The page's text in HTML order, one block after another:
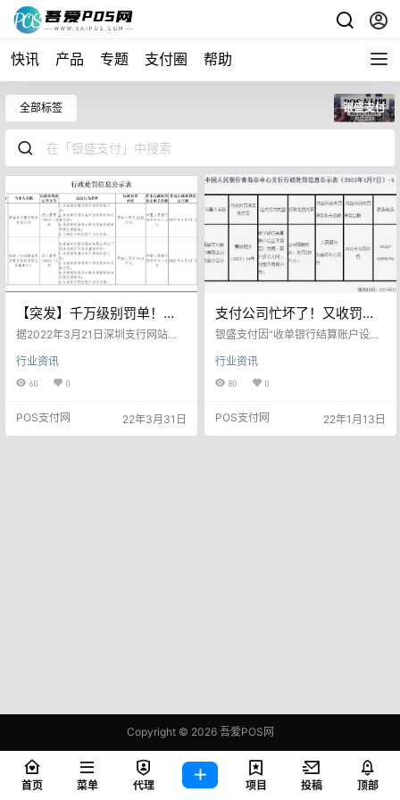
快讯 产品 专题 支付圈 帮助
全部标签 银盛支付
【突发】千万级别罚单！银
盛因4项违规被重罚2245
据2022年3月21日深圳支行网站行
履行客户身份识别义务；未按规定
保存客户身份资料和交易记录；未
交易。所以深圳支行对银盛处罚224
5万元。 此外，行政处罚决定书（深
行业资讯
60 0
POS支付网 22年3月31日
支付公司忙坏了！又收罚
单；又被强制执行
银盛支付因“收单银行结算账户设置
配不同商户号。”2项违法行为被中
国人民银行青岛市中心支行责令期
国人民银行青岛市中心支行行政处
罚信息公示表，行政处罚决定书(青
行业资讯
80 0
POS支付网 22年1月13日
Copyright © 2026吾爱POS网
鄂ICP备2021006283号-1
查询 97 次，耗时 0.4032 秒
首页 菜单 代理 项目 投稿 顶部